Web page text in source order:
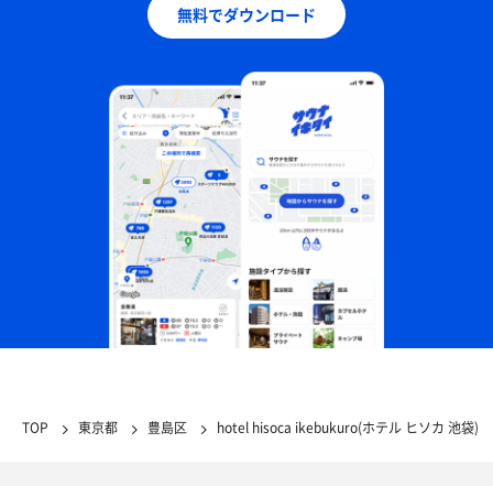
無料でダウンロード
TOP 東京都 豊島区 hotel hisoca ikebukuro(ホテル ヒソカ 池袋)